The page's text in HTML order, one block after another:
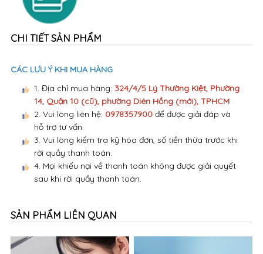
lợi
CHI TIẾT SẢN PHẨM
CÁC LƯU Ý KHI MUA HÀNG
1. Địa chỉ mua hàng:324/4/5 Lý Thường Kiệt, Phường
14, Quận 10 (cũ), phường Diên Hồng (mới), TPHCM
hỗ trợ tư vấn.
3. Vui lòng kiểm tra kỹ hóa đơn, số tiền thừa trước khi
rời quầy thanh toán.
4. Mọi khiếu nại về thanh toán không được giải quyết